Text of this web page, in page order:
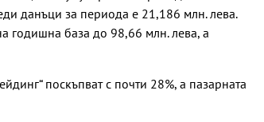
данъци за периода е 21,186 млн. лева.
годишна база до 98,66 млн. лева, а
поскъпват с почти 28%, а пазарната
Спартакиадата на ВМС